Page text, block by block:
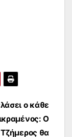
ο κάθε
Ο
Τζήμερος θα